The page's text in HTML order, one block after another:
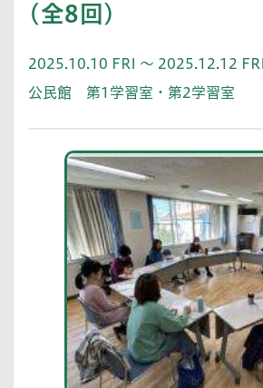
(全8回)
2025.10.10 FRI ～ 2025.12.12 FRI
公民館 第1学習室・第2学習室